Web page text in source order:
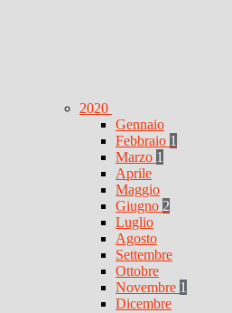
2020
Gennaio
Febbraio 1
Marzo 1
Aprile
Maggio
Giugno 2
Luglio
Agosto
Settembre
Ottobre
Novembre 1
Dicembre